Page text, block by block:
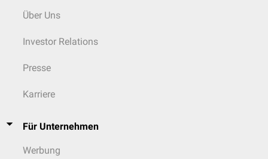
Über Uns
Investor Relations
Presse
Karriere
Für Unternehmen
Werbung